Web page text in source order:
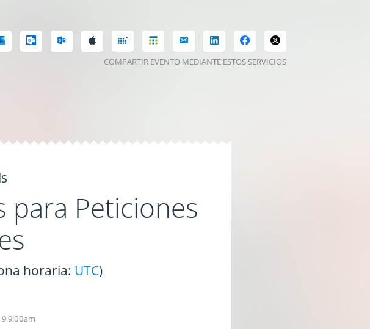
COMPARTIR EVENTO MEDIANTE ESTOS SERVICIOS
para Peticiones
horaria: UTC)
9 9:00am